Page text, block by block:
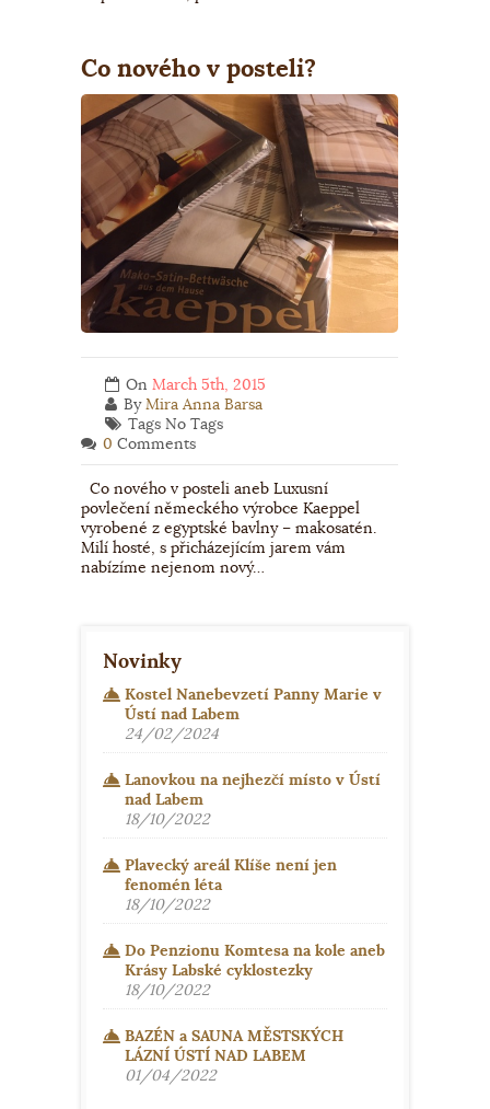
Co nového v posteli?
On March 5th, 2015
ByMira Anna Barsa
Tags No Tags
0 Comments
Co nového v posteli aneb Luxusní
povlečení německého výrobce Kaeppel
vyrobené z egyptské bavlny – makosatén.
Milí hosté, s přicházejícím jarem vám
nabízíme nejenom nový…
Novinky
Kostel Nanebevzetí Panny Marie v
Ústí nad Labem
24/02/2024
Lanovkou na nejhezčí místo v Ústí
nad Labem
18/10/2022
Plavecký areál Klíše není jen
fenomén léta
18/10/2022
Do Penzionu Komtesa na kole aneb
Krásy Labské cyklostezky
18/10/2022
BAZÉN a SAUNA MĚSTSKÝCH
LÁZNÍ ÚSTÍ NAD LABEM
01/04/2022